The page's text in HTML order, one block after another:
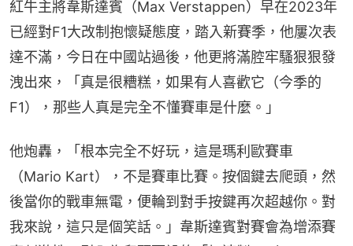
紅牛主將韋斯達賓（Max Verstappen）早在2023年
已經對F1大改制抱懷疑態度，踏入新賽季，他屢次表
達不滿，今日在中國站過後，他更將滿腔牢騷狠狠發
洩出來，「真是很糟糕，如果有人喜歡它（今季的
F1），那些人真是完全不懂賽車是什麼。」
他炮轟，「根本完全不好玩，這是瑪利歐賽車
（Mario Kart），不是賽車比賽。按個鍵去爬頭，然
後當你的戰車無電，便輪到對手按鍵再次超越你。對
我來說，這只是個笑話。」韋斯達賓對賽會為增添賽